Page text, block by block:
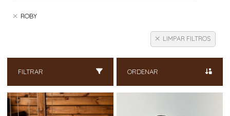
ROBY
LIMPAR FILTROS
FILTRAR ORDENAR